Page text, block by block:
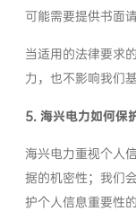
可能需要提供书面
当适用的法律要求
力，也不影响我们
5. 海兴电力如何保
海兴电力重视个人
据的机密性；我们
护个人信息重要性